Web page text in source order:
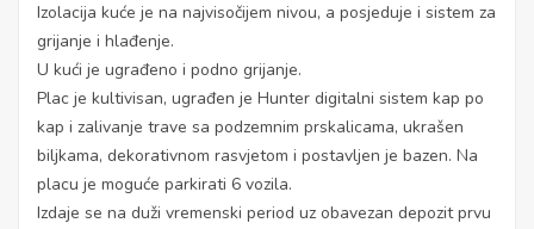
Izolacija kuće je na najvisočijem nivou, a posjeduje i sistem za
grijanje i hlađenje.
U kući je ugrađeno i podno grijanje.
Plac je kultivisan, ugrađen je Hunter digitalni sistem kap po
kap i zalivanje trave sa podzemnim prskalicama, ukrašen
biljkama, dekorativnom rasvjetom i postavljen je bazen. Na
placu je moguće parkirati 6 vozila.
Izdaje se na duži vremenski period uz obavezan depozit prvu